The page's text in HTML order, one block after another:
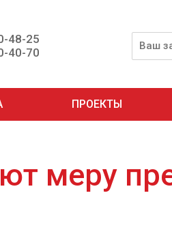
48-25
40-70
ПРОЕКТЫ
меру